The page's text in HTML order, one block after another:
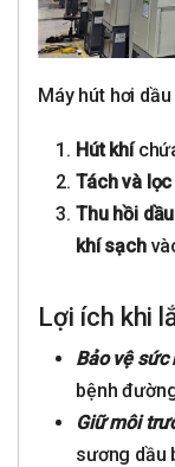
Máy hút hơi
Hút khí
Tách và lọc
Thu hồi dầu
khí sạch
Lợi ích khi
Bảo vệ sức
bệnh
Giữ môi
sương dầu